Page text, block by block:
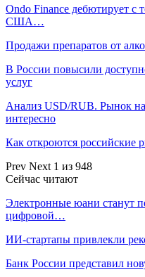
Ondo Finance дебютирует с
США…
Продажи препаратов от
В России повысили
услуг
Анализ USD/RUB. Рынок
интересно
Как откроются российские
Prev Next 1 из 948
Сейчас читают
Электронные юани станут
цифровой…
ИИ-стартапы привлекли
Банк России представил